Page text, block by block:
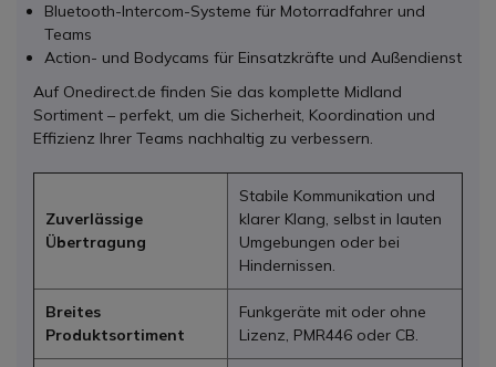
Bluetooth-Intercom-Systeme für Motorradfahrer und
Teams
Action- und Bodycams für Einsatzkräfte und Außendienst
Auf Onedirect.de finden Sie das komplette Midland
Sortiment – perfekt, um die Sicherheit, Koordination und
Effizienz Ihrer Teams nachhaltig zu verbessern.
Zuverlässige
Übertragung
Stabile Kommunikation und
klarer Klang, selbst in lauten
Umgebungen oder bei
Hindernissen.
Breites
Produktsortiment
Funkgeräte mit oder ohne
Lizenz, PMR446 oder CB.